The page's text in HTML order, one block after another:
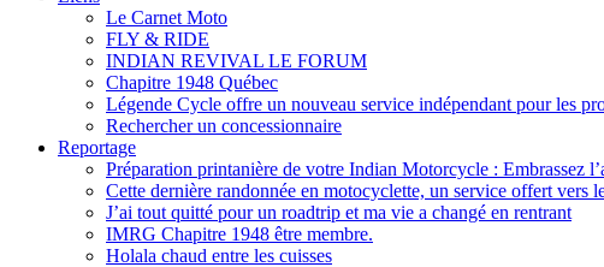
Le Carnet Moto
FLY & RIDE
INDIAN REVIVAL LE FORUM
Chapitre 1948 Québec
Légende Cycle offre un nouveau service indépendant pour les
Rechercher un concessionnaire
Reportage
Préparation printanière de votre Indian Motorcycle : Embrassez
Cette dernière randonnée en motocyclette, un service offert vers
J’ai tout quitté pour un roadtrip et ma vie a changé en rentrant
IMRG Chapitre 1948 être membre.
Holala chaud entre les cuisses